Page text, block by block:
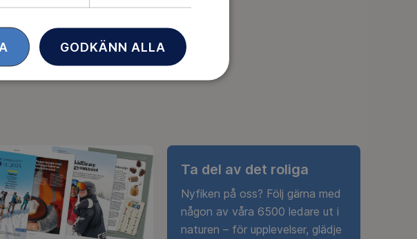
Ta del av det roliga
Nyfiken på oss? Följ gärna med
någon av våra 6500 ledare ut i
naturen – för upplevelser, glädje
GODKÄNN ALLA